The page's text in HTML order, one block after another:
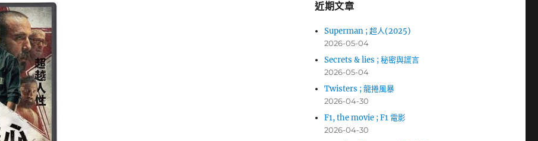
近期文章
Superman ; 超人(2025)
2026-05-04
Secrets & lies ; 秘密與謊言
2026-05-04
Twisters ; 龍捲風暴
2026-04-30
F1, the movie ; F1 電影
2026-04-30